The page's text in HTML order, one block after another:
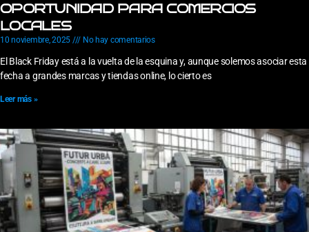
OPORTUNIDAD PARA COMERCIOS
LOCALES
10 noviembre, 2025 No hay comentarios
El Black Friday está a la vuelta de la esquina y, aunque solemos asociar esta
fecha a grandes marcas y tiendas online, lo cierto es
Leer más »